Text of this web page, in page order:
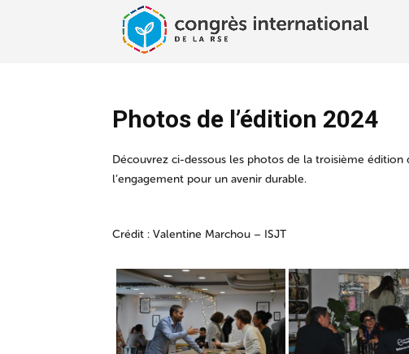
Photos de l’édition 2024
Découvrez ci-dessous les photos de la troisième
l’engagement pour un avenir durable.
Crédit : Valentine Marchou – ISJT